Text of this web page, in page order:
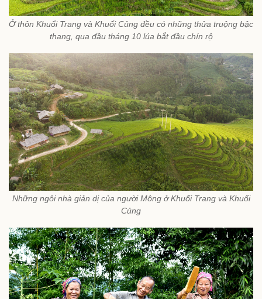
Ở thôn Khuổi Trang và Khuổi Củng đều có những thửa truộng bậc
thang, qua đầu tháng 10 lúa bắt đầu chín rộ
Những ngôi nhà giản dị của người Mông ở Khuổi Trang và Khuổi
Củng